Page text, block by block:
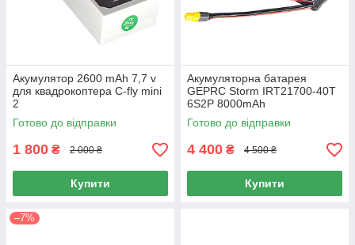
Акумулятор 2600 mAh 7,7 v
для квадрокоптера C-fly mini
2
Готово до відправки
1 800 ₴ 2 000 ₴
Купити
Акумуляторна батарея
GEPRC Storm IRT21700-40T
6S2P 8000mAh
Готово до відправки
4 400 ₴ 4 500 ₴
Купити
–7%